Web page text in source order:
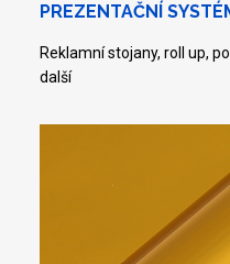
PREZENTAČNÍ
Reklamní stojany, roll up,
další